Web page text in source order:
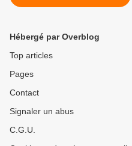
de capacité!.
Hébergé par Overblog
Top articles
Pages
Contact
Signaler un abus
C.G.U.